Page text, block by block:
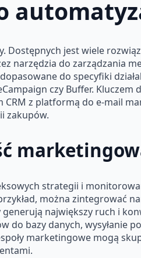
jest wiele
do zarządzania
do specyfiki
czy Buffer. Kluczem
z platformą do e-mail
zakupów.
strategii i
można zintegrować
największy ruch i
bazy danych, wysyłanie
marketingowe mogą